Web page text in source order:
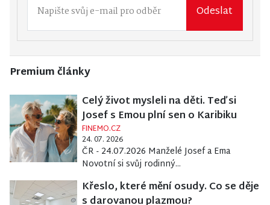
Odeslat
Premium články
Celý život mysleli na děti. Teď si
Josef s Emou plní sen o Karibiku
FINEMO.CZ
24. 07. 2026
ČR - 24.07.2026 Manželé Josef a Ema
Novotní si svůj rodinný...
Křeslo, které mění osudy. Co se děje